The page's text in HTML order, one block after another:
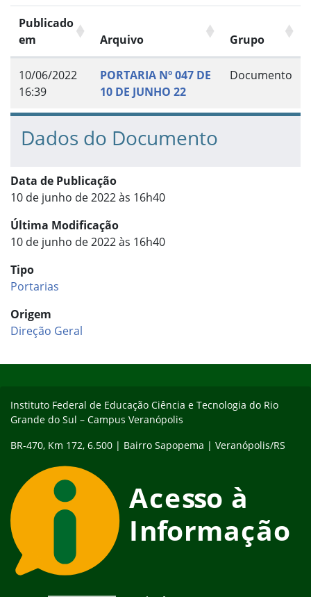
Publicado
em
Arquivo Grupo
10/06/2022
16:39
PORTARIA Nº 047 DE
10 DE JUNHO 22
Documento
Dados do Documento
Data de Publicação
10 de junho de 2022 às 16h40
Última Modificação
10 de junho de 2022 às 16h40
Tipo
Portarias
Origem
Direção Geral
Instituto Federal de Educação Ciência e Tecnologia do Rio
Grande do Sul – Campus Veranópolis
BR-470, Km 172, 6.500 | Bairro Sapopema | Veranópolis/RS